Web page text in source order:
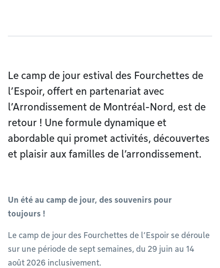
Le camp de jour estival des Fourchettes de
l’Espoir, offert en partenariat avec
l’Arrondissement de Montréal-Nord, est de
retour ! Une formule dynamique et
abordable qui promet activités, découvertes
et plaisir aux familles de l’arrondissement.
Un été au camp de jour, des souvenirs pour
toujours !
Le camp de jour des Fourchettes de l’Espoir se déroule
sur une période de sept semaines, du 29 juin au 14
août 2026 inclusivement.